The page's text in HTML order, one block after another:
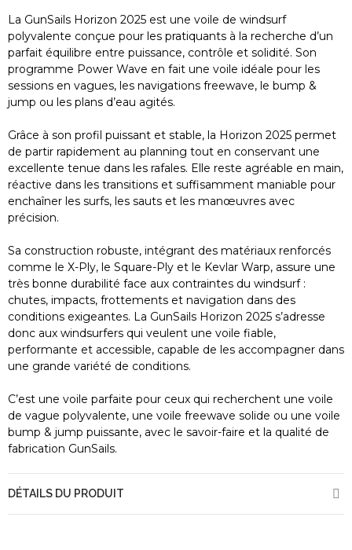
La GunSails Horizon 2025 est une voile de windsurf
polyvalente conçue pour les pratiquants à la recherche d’un
parfait équilibre entre puissance, contrôle et solidité. Son
programme Power Wave en fait une voile idéale pour les
sessions en vagues, les navigations freewave, le bump &
jump ou les plans d’eau agités.
Grâce à son profil puissant et stable, la Horizon 2025 permet
de partir rapidement au planning tout en conservant une
excellente tenue dans les rafales. Elle reste agréable en main,
réactive dans les transitions et suffisamment maniable pour
enchaîner les surfs, les sauts et les manœuvres avec
précision.
Sa construction robuste, intégrant des matériaux renforcés
comme le X-Ply, le Square-Ply et le Kevlar Warp, assure une
très bonne durabilité face aux contraintes du windsurf :
chutes, impacts, frottements et navigation dans des
conditions exigeantes. La GunSails Horizon 2025 s’adresse
donc aux windsurfers qui veulent une voile fiable,
performante et accessible, capable de les accompagner dans
une grande variété de conditions.
C’est une voile parfaite pour ceux qui recherchent une voile
de vague polyvalente, une voile freewave solide ou une voile
bump & jump puissante, avec le savoir-faire et la qualité de
fabrication GunSails.
DÉTAILS DU PRODUIT